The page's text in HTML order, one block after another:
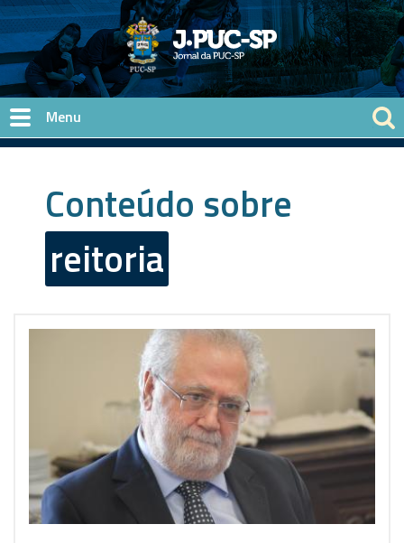
Pular para o conteúdo principal
Conteúdo sobre
reitoria